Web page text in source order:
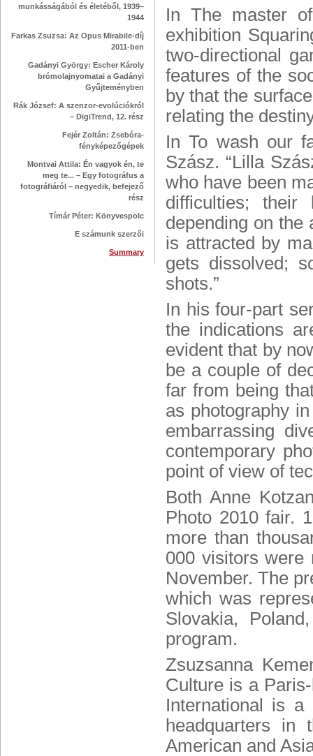
munkásságából és életéből, 1939–
1944
Farkas Zsuzsa: Az Opus Mirabile-díj
2011-ben
Gadányi György: Escher Károly
brómolajnyomatai a Gadányi
Gyűjteményben
Rák József: A szenzor-evolúciókról
– DigiTrend, 12. rész
Fejér Zoltán: Zsebóra-
fényképezőgépek
Montvai Attila: Én vagyok én, te
meg te... – Egy fotográfus a
fotográfiáról – negyedik, befejező
rész
Tímár Péter: Könyvespolc
E számunk szerzői
Summary
In The master
exhibition
two-directional
features of the
by that the
relating the
In To wash our
Szász. “Lilla
who have been
difficulties;
depending on the
is attracted by
gets dissolved;
shots.”
In his four-part
the indications
evident that by
be a couple of
far from being
as photography
embarrassing
contemporary
point of view of
Both Anne
Photo 2010 fair.
more than
000 visitors were
November. The
which was
Slovakia,
program.
Zsuzsanna
Culture is a
International is a
headquarters in
American and